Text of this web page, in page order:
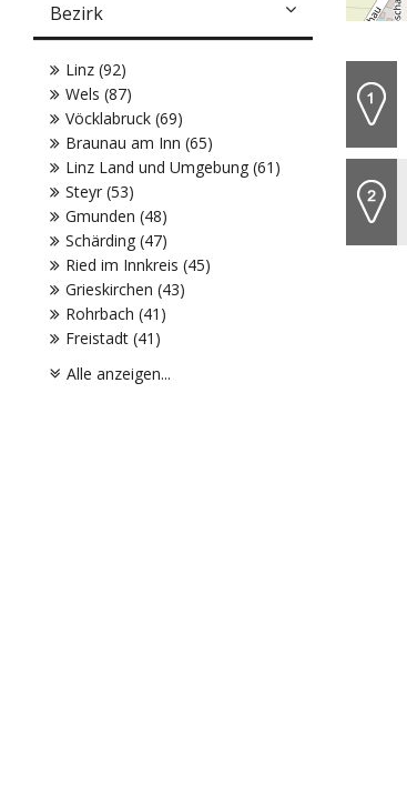
Bezirk
Linz (92)
Wels (87)
Vöcklabruck (69)
Braunau am Inn (65)
Linz Land und Umgebung (61)
Steyr (53)
Gmunden (48)
Schärding (47)
Ried im Innkreis (45)
Grieskirchen (43)
Rohrbach (41)
Freistadt (41)
Alle anzeigen...